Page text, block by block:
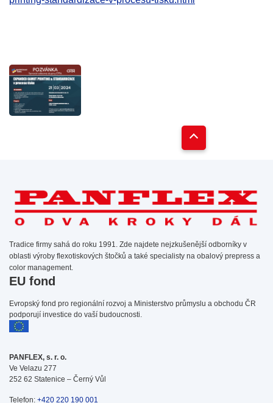
Tradice firmy sahá do roku 1991. Zde najdete nejzkušenější odborníky v
oblasti výroby flexotiskových štočků a také specialisty na obalový prepress a
color management.
EU fond
Evropský fond pro regionální rozvoj a Ministerstvo průmyslu a obchodu ČR
podporují investice do vaší budoucnosti.
PANFLEX, s. r. o.
Ve Velazu 277
252 62 Statenice – Černý Vůl
Telefon: +420 220 190 001